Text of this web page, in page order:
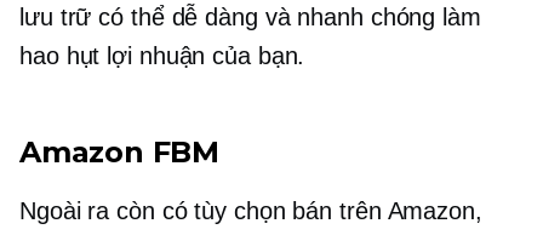
lưu trữ có thể dễ dàng và nhanh chóng làm
hao hụt lợi nhuận của bạn.
Amazon FBM
Ngoài ra còn có tùy chọn bán trên Amazon,